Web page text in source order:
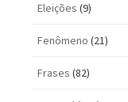
Eleições (9)
Fenômeno (21)
Frases (82)